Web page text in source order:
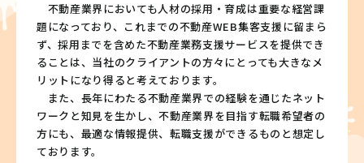
不動産業界においても人材の採用・育成は重要な経営課
題になっており、これまでの不動産WEB集客支援に留まら
ず、採用までを含めた不動産業務支援サービスを提供でき
ることは、当社のクライアントの方々にとっても大きなメ
リットになり得ると考えております。
また、長年にわたる不動産業界での経験を通じたネット
ワークと知見を生かし、不動産業界を目指す転職希望者の
方にも、最適な情報提供、転職支援ができるものと想定し
ております。